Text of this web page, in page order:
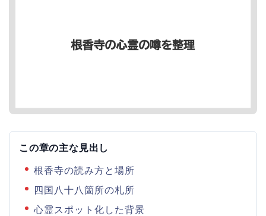
この章の主な見出し
根香寺の読み方と場所
四国八十八箇所の札所
心霊スポット化した背景